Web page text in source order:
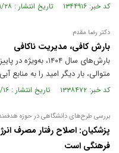
کد خبر: ۱۳۴۴۹۱۶ تاریخ انتشار : ۱۴۰۴/۱۱/۲۸
دکتر رضا مقدم
بارش کافی، مدیریت ناکافی
بارش‌های سال
متوالی، بار دیگر امید را به منابع
کد خبر: ۱۳۳۸۴۷۲ تاریخ انتشار : ۱۴۰۴/۱۰/۱۶
بررسی طرح‌های دانشگاهی در حوزه
پزشکیان: اصلاح رفتار مصرف
فرهنگی است